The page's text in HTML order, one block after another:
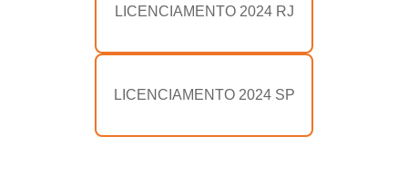
LICENCIAMENTO 2024 RJ
LICENCIAMENTO 2024 SP